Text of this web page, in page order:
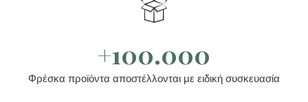
+100.000
Φρέσκα προϊόντα αποστέλλονται με ειδική συσκευασία